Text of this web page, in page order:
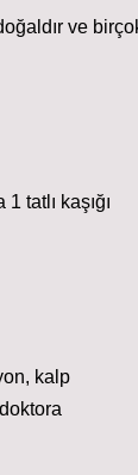
ve
tatlı kaşığı
kalp